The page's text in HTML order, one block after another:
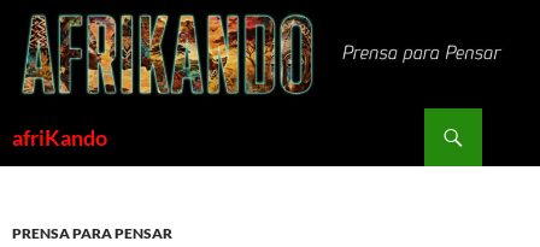
Saltar
contenido
afriKando
PRENSA PARA PENSAR